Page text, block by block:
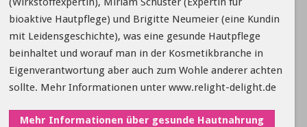
bioaktive Hautpflege) und Brigitte Neumeier (eine Kundin
mit Leidensgeschichte), was eine gesunde Hautpflege
beinhaltet und worauf man in der Kosmetikbranche in
Eigenverantwortung aber auch zum Wohle anderer achten
sollte. Mehr Informationen unter www.relight-delight.de
Mehr Informationen über gesunde Hautnahrung